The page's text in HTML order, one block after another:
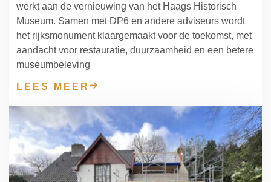
werkt aan de vernieuwing van het Haags Historisch
Museum. Samen met DP6 en andere adviseurs wordt
het rijksmonument klaargemaakt voor de toekomst, met
aandacht voor restauratie, duurzaamheid en een betere
museumbeleving
LEES MEER